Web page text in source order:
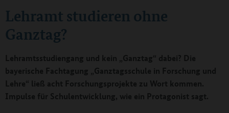
Lehramt studieren ohne
Ganztag?
Lehramtsstudiengang und kein „Ganztag“ dabei? Die
bayerische Fachtagung „Ganztagsschule in Forschung und
Lehre“ ließ acht Forschungsprojekte zu Wort kommen.
Impulse für Schulentwicklung, wie ein Protagonist sagt.